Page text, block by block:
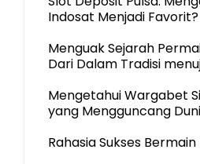
Indosat Menjadi Favorit?
Menguak Sejarah
Dari Dalam Tradisi
Mengetahui Wargabet
yang Mengguncang
Rahasia Sukses